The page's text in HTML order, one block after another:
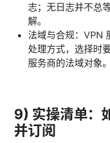
志；无日志并不总
解。
法域与合规：VPN
处理方式，选择时
服务商的法域对象。
9) 实操清单：
并订阅